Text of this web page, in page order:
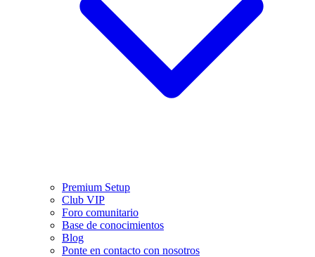
Premium Setup
Club VIP
Foro comunitario
Base de conocimientos
Blog
Ponte en contacto con nosotros